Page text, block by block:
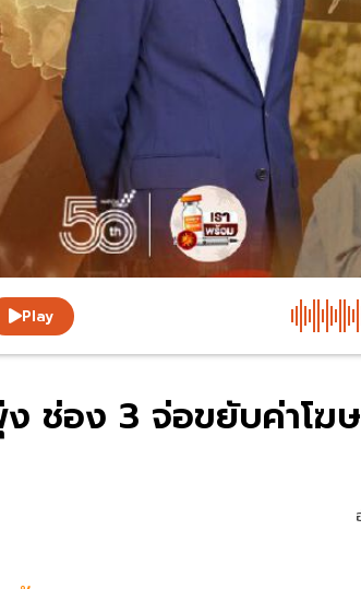
Play
พุ่ง ช่อง 3 จ่อขยับค่า